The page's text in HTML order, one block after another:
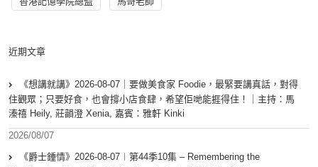
近期文章
《想講就講》2026-08-07｜要做美食家 Foodie，最緊要講真話，對得
住觀眾；只要好食，也會撐小店食肆，希望佢哋能捱得住！｜主持：馬
溱禧 Heily, 莊韻澄 Xenia, 嘉賓：雅軒 Kinki
2026/08/07
《爵士鍾情》2026-08-07︱第44季10集 – Remembering the